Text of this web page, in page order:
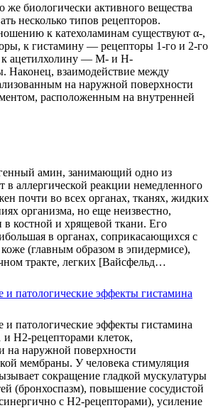
же биологически активного вещества
несколько типов рецепторов.
к катехоламинам существуют α-,
к гистамину — рецепторы 1-го и 2-го
ацетилхолину — М- и Н-
Наконец, взаимодействие между
на наружной поверхности
расположенным на внутренней
амин, занимающий одно из
в аллергической реакции немедленного
почти во всех органах, тканях, жидких
организма, но еще неизвестно,
в костной и хрящевой ткани. Его
в органах, соприкасающихся с
(главным образом в эпидермисе),
тракте, легких [Вайсфельд…
и патологические эффекты гистамина
и патологические эффекты гистамина
H2-рецепторами клеток,
на наружной поверхности
мембраны. У человека стимуляция
сокращение гладкой мускулатуры
(бронхоспазм), повышение сосудистой
с Н2-рецепторами), усиление